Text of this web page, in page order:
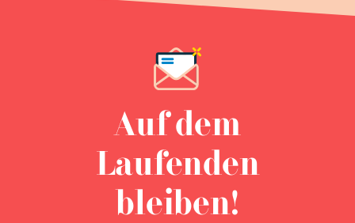
Auf dem
Laufenden
bleiben!